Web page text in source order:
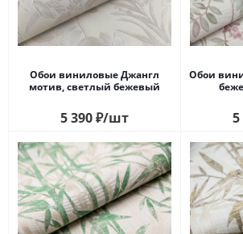
Обои виниловые Джангл
мотив, светлый бежевый
5 390₽/шт
Обои
5